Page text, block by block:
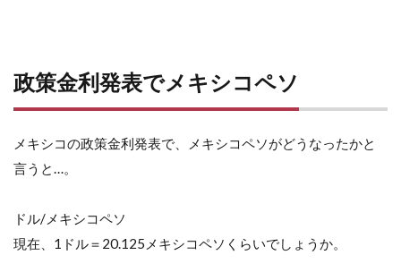
政策金利発表でメキシコペソ
メキシコの政策金利発表で、メキシコペソがどうなったかと
言うと…。
ドル/メキシコペソ
現在、1ドル＝20.125メキシコペソくらいでしょうか。